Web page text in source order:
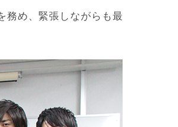
務め、緊張しながらも最